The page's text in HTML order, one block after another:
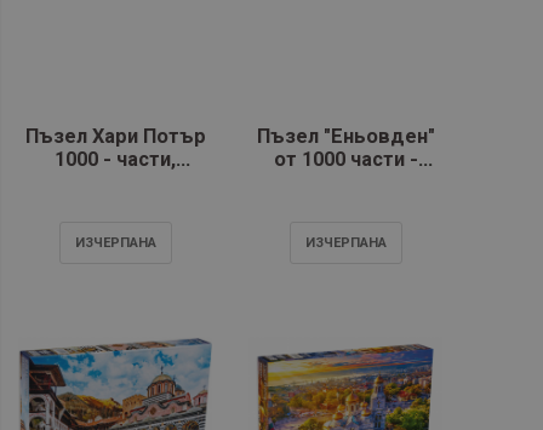
Пъзел Хари Потър
1000 - части,
ИЗЧЕРПАНA
Пъзел "Еньовден"
от 1000 части -
ИЗЧЕРПАНA